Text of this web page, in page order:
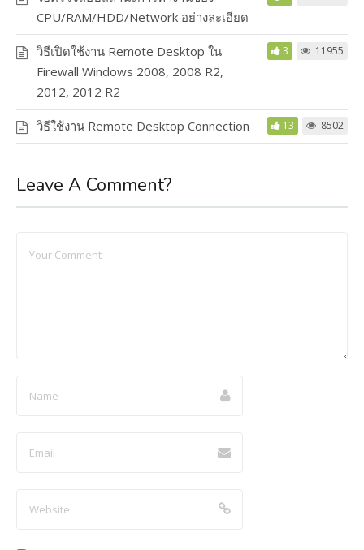
CPU/RAM/HDD/Network อย่างละเอียด
วิธีเปิดใช้งาน Remote Desktop ใน
Firewall Windows 2008, 2008 R2,
2012, 2012 R2
3 11955
วิธีใช้งาน Remote Desktop Connection 13 8502
Leave A Comment?